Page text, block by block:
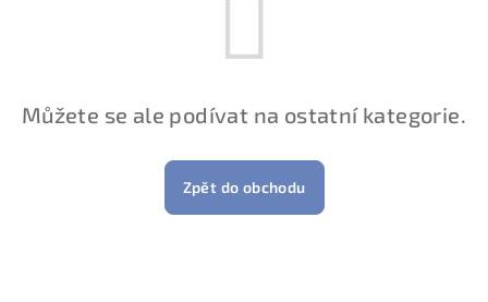
Můžete se ale podívat na ostatní kategorie.
Zpět do obchodu